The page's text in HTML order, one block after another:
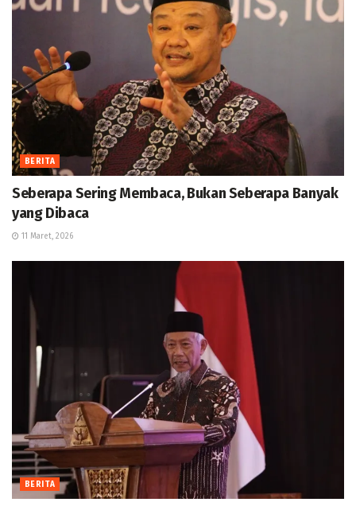
BERITA
Seberapa Sering Membaca, Bukan Seberapa Banyak
yang Dibaca
11 Maret, 2026
BERITA